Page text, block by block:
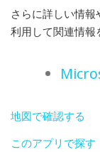
さらに詳しい情
利用して関連情報
地図で確認する
このアプリで探す